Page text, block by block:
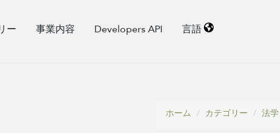
ー 事業内容 Developers API 言語
ホーム
カテゴリー 法